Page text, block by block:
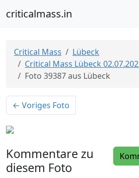
criticalmass.in
Critical Mass
Lübeck
Critical Mass Lübeck
Foto 39387 aus Lübeck
← Voriges Foto
Kommentare zu
diesem Foto